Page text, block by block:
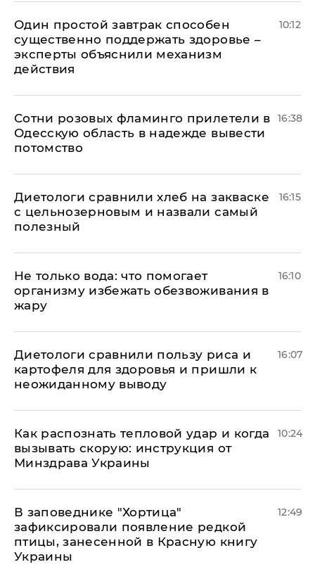
Один простой завтрак способен
существенно поддержать здоровье –
эксперты объяснили механизм
действия
10:12
Сотни розовых фламинго прилетели в
Одесскую область в надежде вывести
потомство
16:38
Диетологи сравнили хлеб на закваске
с цельнозерновым и назвали самый
полезный
16:15
Не только вода: что помогает
организму избежать обезвоживания в
жару
16:10
Диетологи сравнили пользу риса и
картофеля для здоровья и пришли к
неожиданному выводу
16:07
Как распознать тепловой удар и когда
вызывать скорую: инструкция от
Минздрава Украины
10:24
В заповеднике "Хортица"
зафиксировали появление редкой
птицы, занесенной в Красную книгу
Украины
12:49